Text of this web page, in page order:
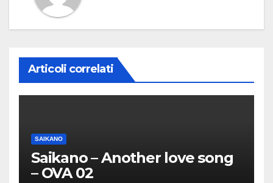
Articoli correlati
SAIKANO
Saikano – Another love song
– OVA 02